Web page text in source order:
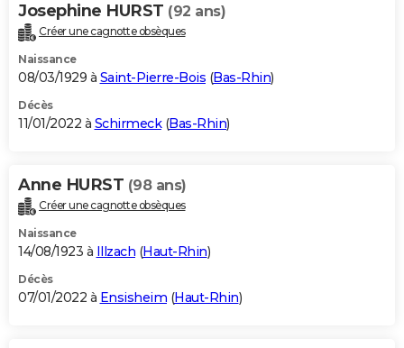
Josephine HURST (92 ans)
Créer une cagnotte obsèques
Naissance
08/03/1929 à Saint-Pierre-Bois (Bas-Rhin)
Décès
11/01/2022 à Schirmeck(Bas-Rhin)
Anne HURST (98 ans)
Créer une cagnotte obsèques
Naissance
14/08/1923 à Illzach (Haut-Rhin)
Décès
07/01/2022 à Ensisheim (Haut-Rhin)